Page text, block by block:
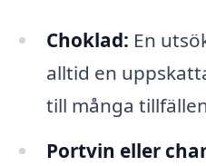
Choklad: En
alltid en
till många
Portvin eller